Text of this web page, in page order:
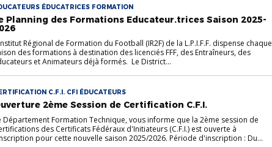
ÉDUCATRICES FORMATION
Planning des Formations Educateur.trices Saison 2025-
Régional de Formation du Football (IR2F) de la L.P.I.F.F. dispense chaque
des formations à destination des licenciés FFF, des Entraîneurs, des
et Animateurs déjà formés. Le District...
C.F.I. CFI ÉDUCATEURS
2ème Session de Certification C.F.I.
Département Formation Technique, vous informe que la 2ème session de
des Certificats Fédéraux d'Initiateurs (C.F.I.) est ouverte à
pour cette nouvelle saison 2025/2026. Période d'inscription : Du...